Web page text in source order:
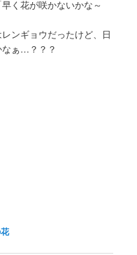
く花が咲かないかな～
ンギョウだったけど、日
ぁ…？？？